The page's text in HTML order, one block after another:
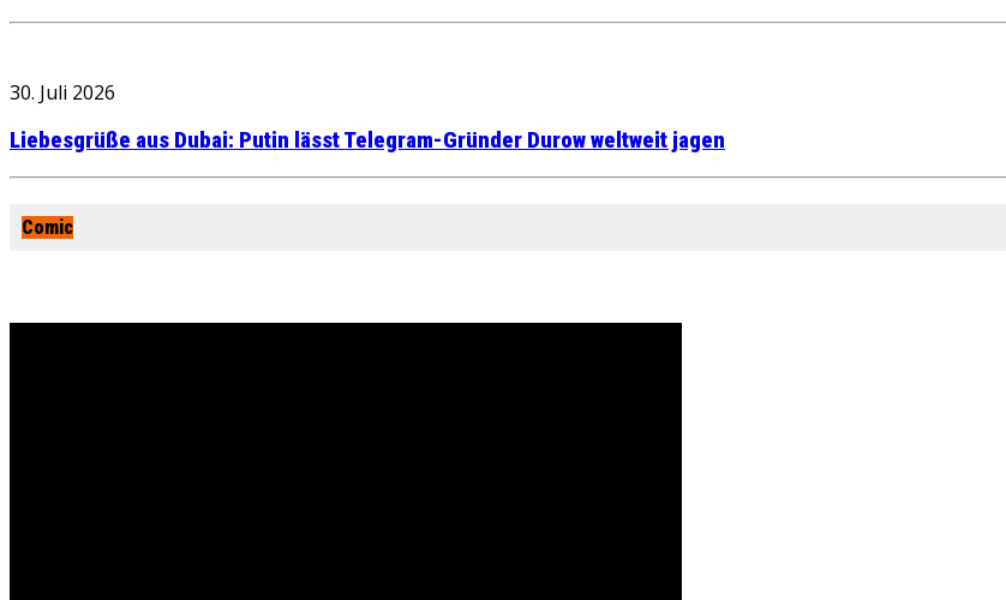
30. Juli 2026
Liebesgrüße aus Dubai: Putin lässt Telegram-Gründer Durow weltweit jagen
Comic